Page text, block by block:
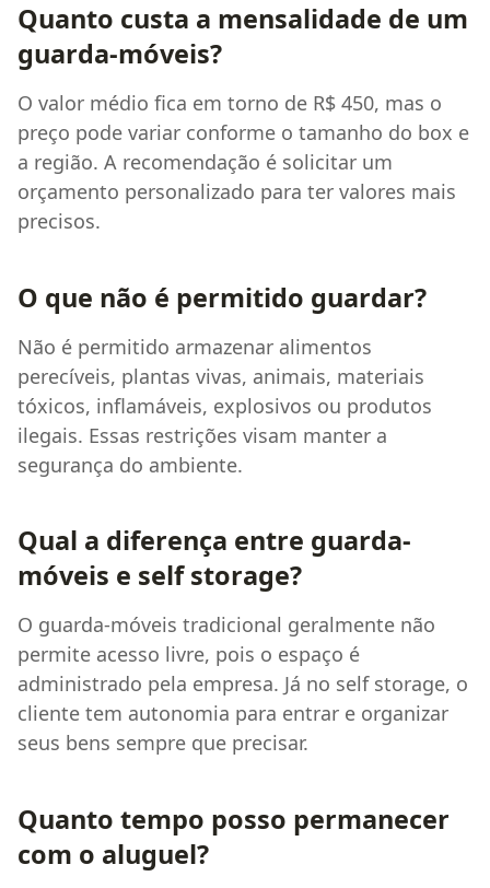
Quanto custa a mensalidade de um
guarda-móveis?
O valor médio fica em torno de R$ 450, mas o
preço pode variar conforme o tamanho do box e
a região. A recomendação é solicitar um
orçamento personalizado para ter valores mais
precisos.
O que não é permitido guardar?
Não é permitido armazenar alimentos
perecíveis, plantas vivas, animais, materiais
tóxicos, inflamáveis, explosivos ou produtos
ilegais. Essas restrições visam manter a
segurança do ambiente.
Qual a diferença entre guarda-
móveis e self storage?
O guarda-móveis tradicional geralmente não
permite acesso livre, pois o espaço é
administrado pela empresa. Já no self storage, o
cliente tem autonomia para entrar e organizar
seus bens sempre que precisar.
Quanto tempo posso permanecer
com o aluguel?